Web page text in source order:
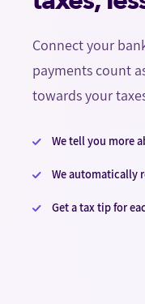
Connect your
payments count
towards your
We tell you more
We automatically
Get a tax tip for